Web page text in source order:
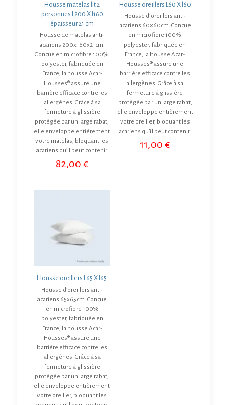
Housse matelas lit 2
personnes L200 X l160
épaisseur 21 cm
Housse de matelas anti-
acariens 200x160x21cm.
Conçue en microfibre 100%
polyester, fabriquée en
France, la housse Acar-
Housses® assure une
barrière efficace contre les
allergènes. Grâce à sa
fermeture à glissière
protégée par un large rabat,
elle enveloppe entièrement
votre matelas, bloquant les
acariens qu’il peut contenir.
82,00 €
Housse oreillers L60 X l60
Housse d’oreillers anti-
acariens 60x60cm. Conçue
en microfibre 100%
polyester, fabriquée en
France, la housse Acar-
Housses® assure une
barrière efficace contre les
allergènes. Grâce à sa
fermeture à glissière
protégée par un large rabat,
elle enveloppe entièrement
votre oreiller, bloquant les
acariens qu’il peut contenir.
11,00 €
Housse oreillers L65 X l65
Housse d’oreillers anti-
acariens 65x65cm. Conçue
en microfibre 100%
polyester, fabriquée en
France, la housse Acar-
Housses® assure une
barrière efficace contre les
allergènes. Grâce à sa
fermeture à glissière
protégée par un large rabat,
elle enveloppe entièrement
votre oreiller, bloquant les